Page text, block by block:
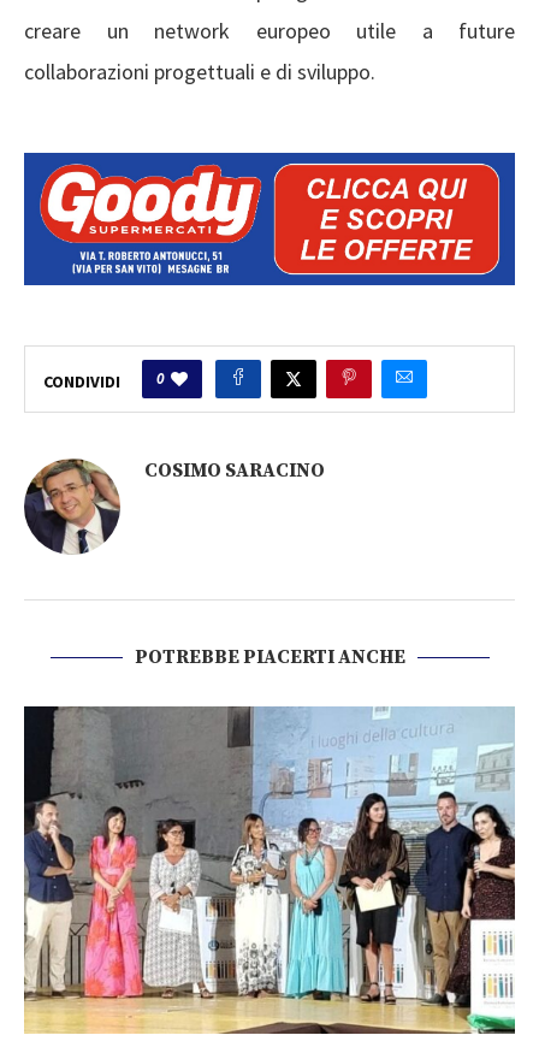
creare un network europeo utile a future
collaborazioni progettuali e di sviluppo.
CONDIVIDI 0
COSIMO SARACINO
POTREBBE PIACERTI ANCHE